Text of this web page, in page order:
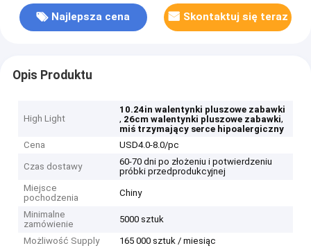
Najlepsza cena Skontaktuj się teraz
Opis Produktu
High Light
10.24in walentynki pluszowe zabawki
, 26cm walentynki pluszowe zabawki,
miś trzymający serce hipoalergiczny
Cena
USD4.0-8.0/pc
Czas dostawy
60-70 dni po złożeniu i potwierdzeniu
próbki przedprodukcyjnej
Miejsce
pochodzenia
Chiny
Minimalne
zamówienie
5000 sztuk
Możliwość Supply 165 000 sztuk / miesiąc